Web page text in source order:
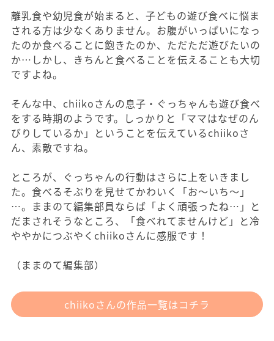
離乳食や幼児食が始まると、子どもの遊び食べに悩ま
される方は少なくありません。お腹がいっぱいになっ
たのか食べることに飽きたのか、ただただ遊びたいの
か…しかし、きちんと食べることを伝えることも大切
ですよね。
そんな中、chiikoさんの息子・ぐっちゃんも遊び食べ
をする時期のようです。しっかりと「ママはなぜのん
びりしているか」ということを伝えているchiikoさ
ん、素敵ですね。
ところが、ぐっちゃんの行動はさらに上をいきまし
た。食べるそぶりを見せてかわいく「お～いち～」
…。ままのて編集部員ならば「よく頑張ったね…」と
だまされそうなところ、「食べれてませんけど」と冷
ややかにつぶやくchiikoさんに感服です！
（ままのて編集部）
chiikoさんの作品一覧はコチラ